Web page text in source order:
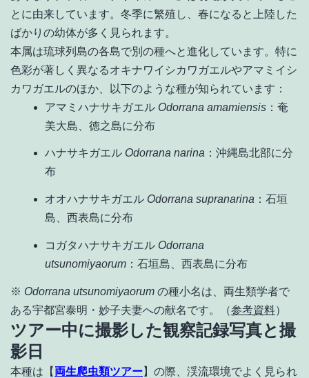
とに由来しています。冬季に繁殖し、春になると上陸した
ばかりの幼体が多く見られます。
本属は琉球列島の各島で別の種へと進化しています。特に
色彩が著しく異なるオキナワイシカワガエルやアマミイシ
カワガエルのほか、以下のような種が知られています：
アマミハナサキガエル Odorrana amamiensis ：奄
美大島、徳之島に分布
ハナサキガエル Odorrana narina ：沖縄島北部に分
布
オオハナサキガエル Odorrana supranarina ：石垣
島、西表島に分布
コガタハナサキガエル Odorrana
utsunomiyaorum ：石垣島、西表島に分布
※ Odorrana utsunomiyaorum の種小名は、両生類学者で
ある宇都宮泰明・妙子夫妻への献名です。（参考資料）
ツアー中に撮影した観察記録写真と撮
影日
本種は【 両生爬虫類ツアー】の際、渓流環境でよく見られ